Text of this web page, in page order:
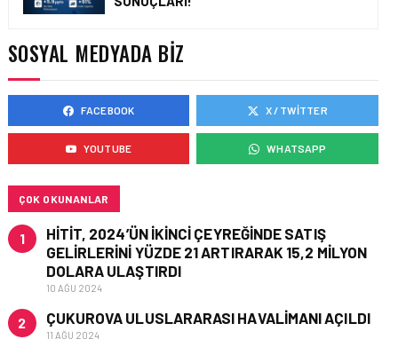
TURHAN ÖZEN SAUDI
OLDU
KARGO • 06 TEM 2026
FLYDUBAI’DEN SABIHA
GÖKÇEN’E GÜNLÜK
UÇUŞLAR VE KARGO
SOSYAL MEDYADA BIZ
FACEBOOK X / TWITTER
YOUTUBE WHATSAPP
ÇOK OKUNANLAR
1
HITIT, 2024’ÜN IKINCI ÇEYREĞINDE SATIŞ
GELIRLERINI YÜZDE 21 ARTIRARAK 15,2 MILYON
DOLARA ULAŞTIRDI
10 AĞU 2024
2 ÇUKUROVA ULUSLARARASI HAVALIMANI AÇILDI
11 AĞU 2024